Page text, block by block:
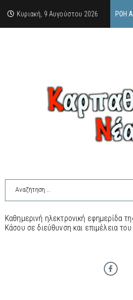
Κυριακή, 9 Αυγούστου 2026 ΡΟΉ
Καθημερινή ηλεκτρονική εφημερίδα
Κάσου σε διεύθυνση και επιμέλεια